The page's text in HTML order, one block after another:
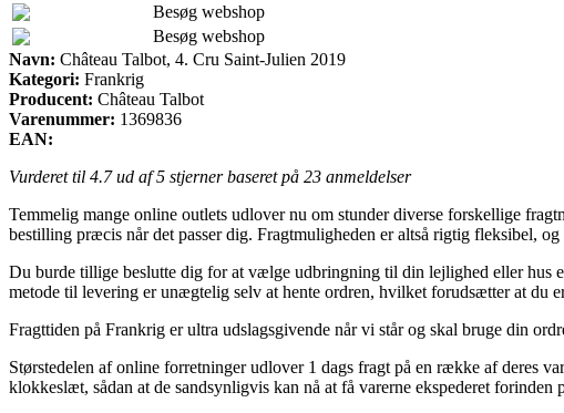
Besøg webshop
Besøg webshop
Navn: Château Talbot, 4. Cru Saint-Julien 2019
Kategori: Frankrig
Producent: Château Talbot
Varenummer: 1369836
EAN:
Vurderet til 4.7ud af 5 stjerner baseret på 23 anmeldelser
Temmelig mange online outlets udlover nu om stunder diverse forskellige
bestilling præcis når det passer dig. Fragtmuligheden er altså rigtig fleksibel,
Du burde tillige beslutte dig for at vælge udbringning til din lejlighed eller hus
metode til levering er unægtelig selv at hente ordren, hvilket forudsætter at du
Fragttiden på Frankrig er ultra udslagsgivende når vi står og skal bruge din
Størstedelen af online forretninger udlover 1 dags fragt på en række af deres
klokkeslæt, sådan at de sandsynligvis kan nå at få varerne ekspederet forinden